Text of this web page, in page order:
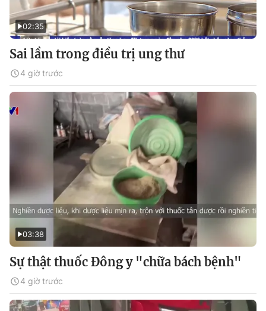
02:35
Sai lầm trong điều trị ung thư
4 giờ trước
03:38
Sự thật thuốc Đông y "chữa bách bệnh"
4 giờ trước